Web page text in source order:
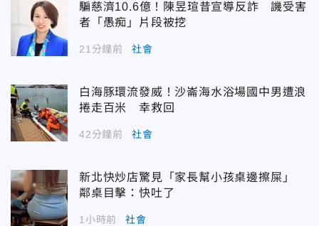
騙慈濟10.6億！陳昱瑄昔宣導反詐 譏受害
者「愚痴」片段被挖
21分鐘前 社會
白海豚環流發威！沙崙海水浴場國中男遭浪
捲走百米 幸救回
42分鐘前 社會
新北快炒店驚見「家長幫小孩桌邊擦屎」
鄰桌目擊：快吐了
1小時前 社會